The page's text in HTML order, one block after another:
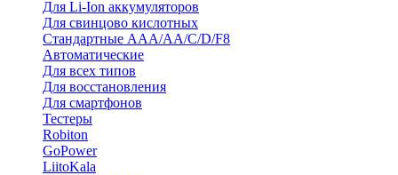
Для Li-Ion аккумуляторов
Для свинцово кислотных
Стандартные ААА/АА/С/D/F8
Автоматические
Для всех типов
Для восстановления
Для смартфонов
Тестеры
Robiton
GoPower
LiitoKala